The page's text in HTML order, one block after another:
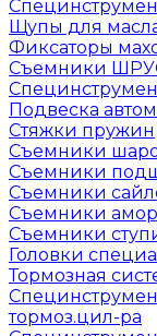
Щупы для
Фиксаторы
Съемники
Подвеска
Стяжки пружин
Съемники
Съемники
Съемники
Съемники
Съемники
Головки
Тормозная
тормоз.цил-ра